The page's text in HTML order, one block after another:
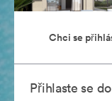
Chci se
Přihlaste se